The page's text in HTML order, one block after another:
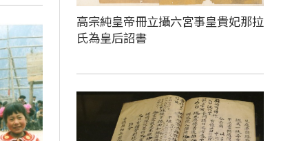
高宗純皇帝冊立攝六宮事皇貴妃那拉
氏為皇后詔書